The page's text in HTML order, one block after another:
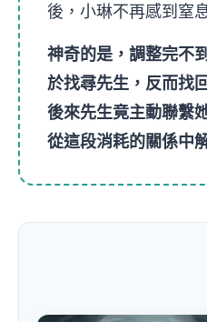
後，小琳不再感到窒
神奇的是，調整完不
於找尋先生，反而找
後來先生竟主動聯繫
從這段消耗的關係中